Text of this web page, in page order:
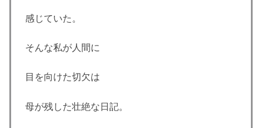
感じていた。
そんな私が人間に
目を向けた切欠は
母が残した壮絶な日記。